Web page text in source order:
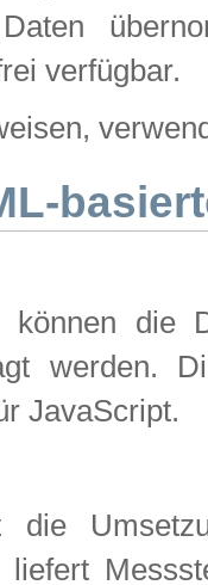
verfügbar.
können die
werden.
JavaScript.
die
liefert